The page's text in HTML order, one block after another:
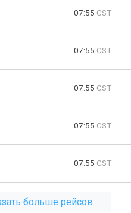
07:55 CST
07:55 CST
07:55 CST
07:55 CST
07:55 CST
больше рейсов